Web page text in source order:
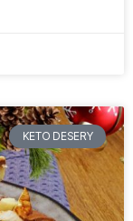
KETO DESERY